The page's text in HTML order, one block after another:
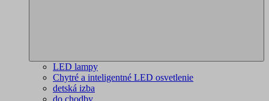
LED lampy
Chytré a inteligentné LED osvetlenie
detská izba
do chodby